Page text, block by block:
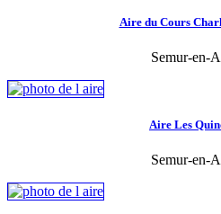
Aire du Cours
Semur-en-
Aire Les
Semur-en-